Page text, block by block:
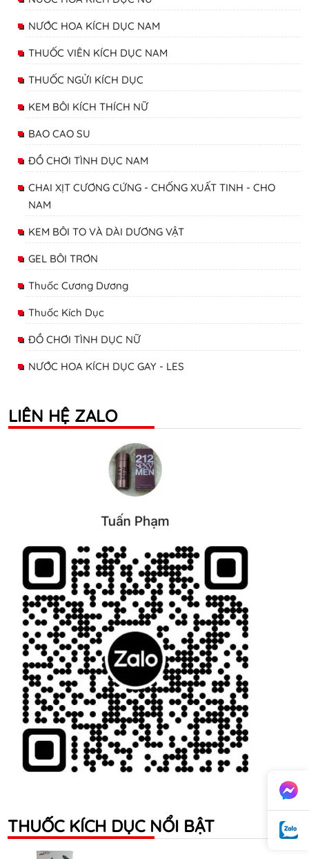
NƯỚC HOA KÍCH DỤC NAM
THUỐC VIÊN KÍCH DỤC NAM
THUỐC NGỬI KÍCH DỤC
KEM BÔI KÍCH THÍCH NỮ
BAO CAO SU
ĐỒ CHƠI TÌNH DỤC NAM
CHAI XỊT CƯƠNG CỨNG - CHỐNG XUẤT TINH - CHO
NAM
KEM BÔI TO VÀ DÀI DƯƠNG VẬT
GEL BÔI TRƠN
Thuốc Cương Dương
Thuốc Kích Dục
ĐỒ CHƠI TÌNH DỤC NỮ
NƯỚC HOA KÍCH DỤC GAY - LES
LIÊN HỆ ZALO
THUỐC KÍCH DỤC NỔI BẬT